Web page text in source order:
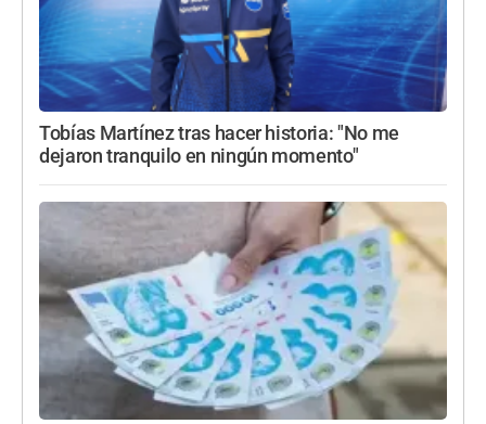
Tobías Martínez tras hacer historia: "No me
dejaron tranquilo en ningún momento"